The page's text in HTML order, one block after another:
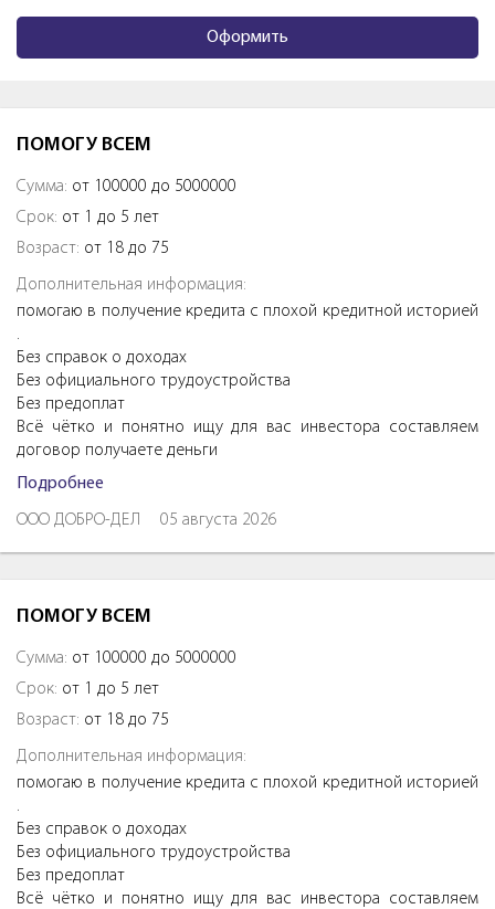
Оформить
ПОМОГУ ВСЕМ
Сумма: от 100000 до 5000000
Срок: от 1 до 5 лет
Возраст: от 18 до 75
Дополнительная информация:
помогаю в получение кредита с плохой кредитной историей
.
Без справок о доходах
Без официального трудоустройства
Без предоплат
Всё чётко и понятно ищу для вас инвестора составляем
договор получаете деньги
Подробнее
ООО ДОБРО-ДЕЛ 05 августа 2026
ПОМОГУ ВСЕМ
Сумма: от 100000 до 5000000
Срок: от 1 до 5 лет
Возраст: от 18 до 75
Дополнительная информация:
помогаю в получение кредита с плохой кредитной историей
.
Без справок о доходах
Без официального трудоустройства
Без предоплат
Всё чётко и понятно ищу для вас инвестора составляем